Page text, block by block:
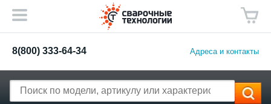
8(800) 333-64-34 Адреса и контакты